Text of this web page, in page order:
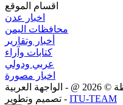
اقسام الموقع
اخبار عدن
محافظات اليمن
أخبار وتقارير
كتابات وآراء
عربي ودولي
اخبار مصورة
©
2026 @ - الواجهة العربية
تصميم وتطوير - ITU-TEAM